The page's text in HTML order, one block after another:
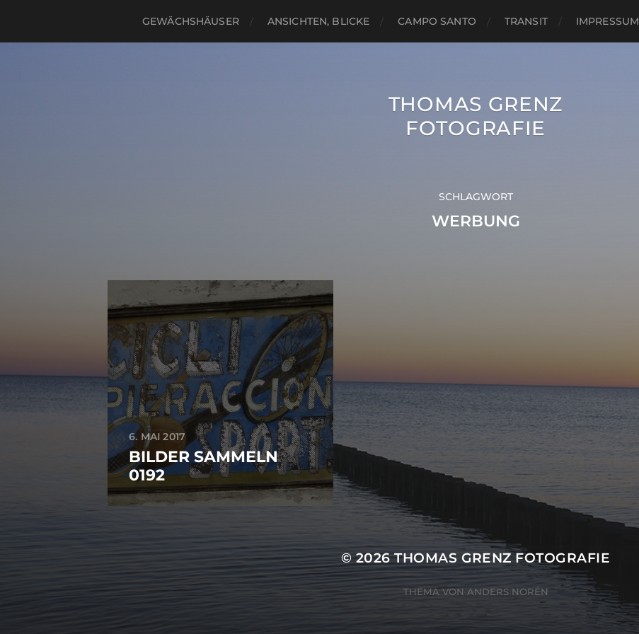
GEWÄCHSHÄUSER ANSICHTEN, BLICKE CAMPO SANTO TRANSIT IMPRESSUM
THOMAS GRENZ
FOTOGRAFIE
SCHLAGWORT
WERBUNG
6. MAI 2017
BILDER SAMMELN
0192
© 2026THOMAS GRENZ FOTOGRAFIE
THEMA VON ANDERS NORÉN